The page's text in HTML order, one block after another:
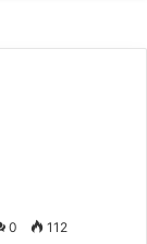
0 112